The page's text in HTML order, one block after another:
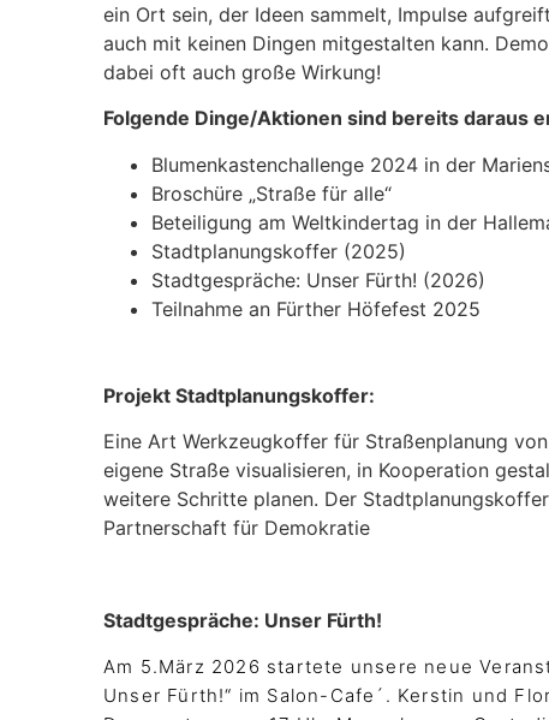
ein Ort sein, der Ideen sammelt, Impulse
auch mit keinen Dingen mitgestalten kann.
dabei oft auch große Wirkung!
Folgende Dinge/Aktionen sind bereits daraus
Blumenkastenchallenge 2024 in der
Broschüre „Straße für alle“
Beteiligung am Weltkindertag in der
Stadtplanungskoffer (2025)
Stadtgespräche: Unser Fürth! (2026)
Teilnahme an Fürther Höfefest 2025
Projekt Stadtplanungskoffer:
Eine Art Werkzeugkoffer für Straßenplanung
eigene Straße visualisieren, in Kooperation
weitere Schritte planen. Der
Partnerschaft für Demokratie
Stadtgespräche: Unser Fürth!
Am 5.März 2026 startete unsere neue
Unser Fürth!“ im Salon-Cafe´. Kerstin und